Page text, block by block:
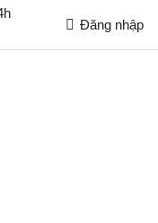
Đăng nhập